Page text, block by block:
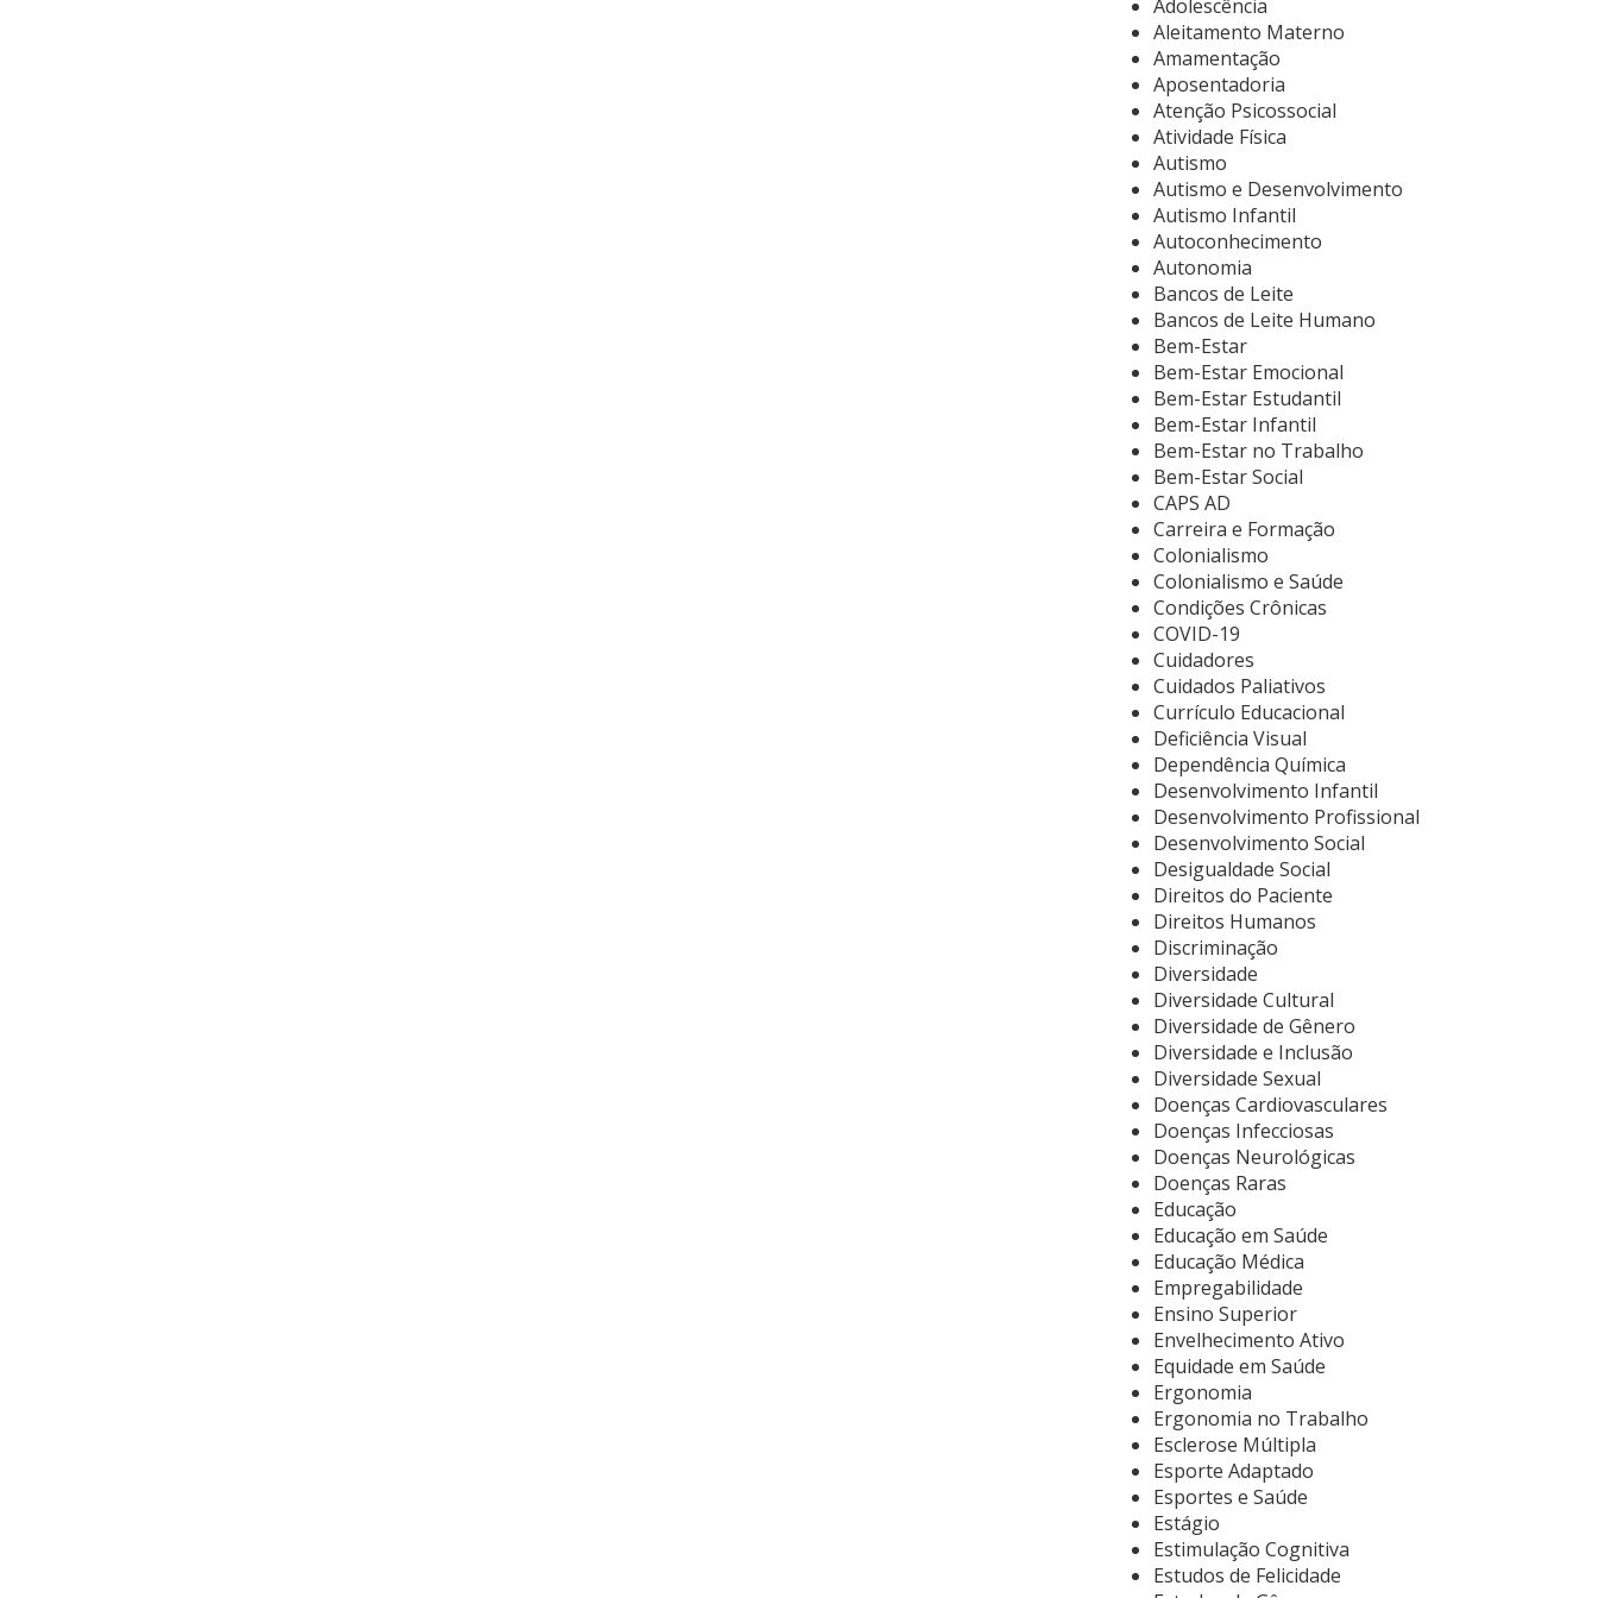
Adolescência
Aleitamento Materno
Amamentação
Aposentadoria
Atenção Psicossocial
Atividade Física
Autismo
Autismo e Desenvolvimento
Autismo Infantil
Autoconhecimento
Autonomia
Bancos de Leite
Bancos de Leite Humano
Bem-Estar
Bem-Estar Emocional
Bem-Estar Estudantil
Bem-Estar Infantil
Bem-Estar no Trabalho
Bem-Estar Social
CAPS AD
Carreira e Formação
Colonialismo
Colonialismo e Saúde
Condições Crônicas
COVID-19
Cuidadores
Cuidados Paliativos
Currículo Educacional
Deficiência Visual
Dependência Química
Desenvolvimento Infantil
Desenvolvimento Profissional
Desenvolvimento Social
Desigualdade Social
Direitos do Paciente
Direitos Humanos
Discriminação
Diversidade
Diversidade Cultural
Diversidade de Gênero
Diversidade e Inclusão
Diversidade Sexual
Doenças Cardiovasculares
Doenças Infecciosas
Doenças Neurológicas
Doenças Raras
Educação
Educação em Saúde
Educação Médica
Empregabilidade
Ensino Superior
Envelhecimento Ativo
Equidade em Saúde
Ergonomia
Ergonomia no Trabalho
Esclerose Múltipla
Esporte Adaptado
Esportes e Saúde
Estágio
Estimulação Cognitiva
Estudos de Felicidade